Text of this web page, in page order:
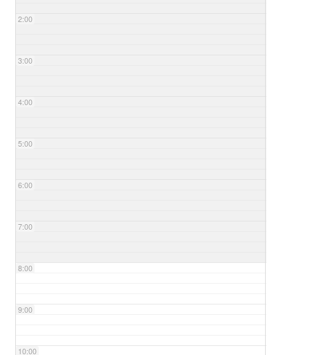
2:00
3:00
4:00
5:00
6:00
7:00
8:00
9:00
10:00